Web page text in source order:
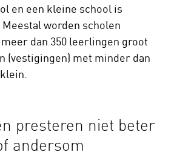
en een kleine school is
worden scholen
dan 350 leerlingen groot
(vestigingen) met minder dan
presteren niet beter
andersom